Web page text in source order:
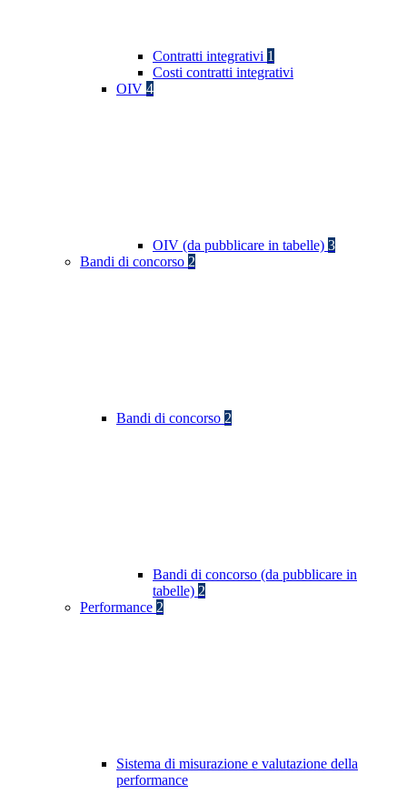
Contratti integrativi 1
Costi contratti integrativi
OIV 4
OIV (da pubblicare in tabelle) 3
Bandi di concorso 2
Bandi di concorso 2
Bandi di concorso (da pubblicare in
tabelle) 2
Performance 2
Sistema di misurazione e valutazione della
performance